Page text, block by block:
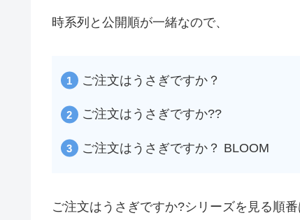
時系列と公開順が一緒なので、
ご注文はうさぎですか？
ご注文はうさぎですか??
ご注文はうさぎですか？ BLOOM
ご注文はうさぎですか?シリーズを見る順